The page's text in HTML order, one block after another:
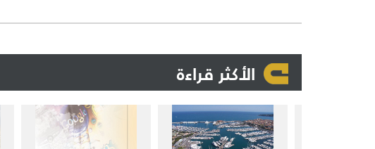
الأكثر قراءة